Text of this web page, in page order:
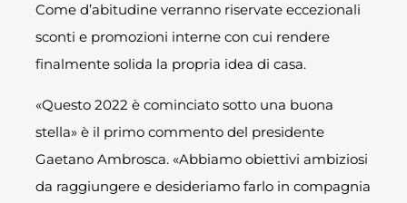
Come d’abitudine verranno riservate eccezionali
sconti e promozioni interne con cui rendere
finalmente solida la propria idea di casa.
«Questo 2022 è cominciato sotto una buona
stella» è il primo commento del presidente
Gaetano Ambrosca. «Abbiamo obiettivi ambiziosi
da raggiungere e desideriamo farlo in compagnia